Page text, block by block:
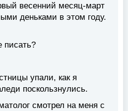
весенний месяц-март
деньками в этом году.
писать?
упали, как я
поскользнулись.
смотрел на меня с